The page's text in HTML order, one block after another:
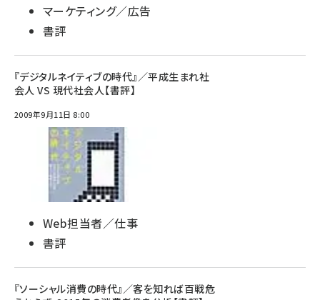
マーケティング／広告
書評
『デジタルネイティブの時代』／平成生まれ社
会人 VS 現代社会人【書評】
2009年9月11日 8:00
Web担当者／仕事
書評
『ソーシャル消費の時代』／客を知れば百戦危